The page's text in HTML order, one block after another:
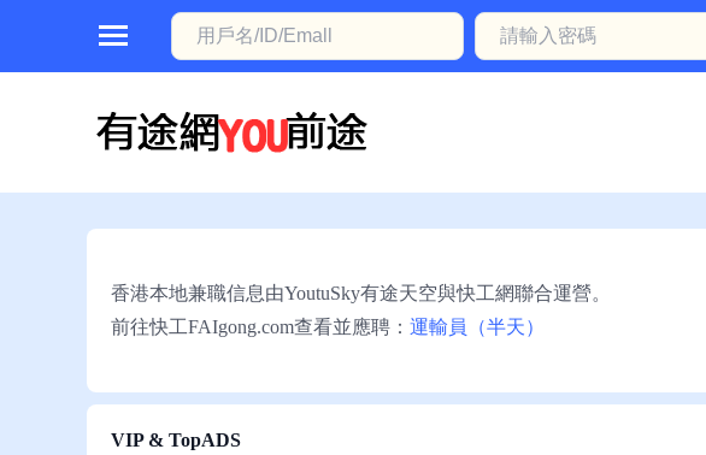
本
香港本地兼職信息由YoutuSky有途天空與快工網聯合運營。
前往快工FAIgong.com查看並應聘： 運輸員（半天）
VIP & TopADS